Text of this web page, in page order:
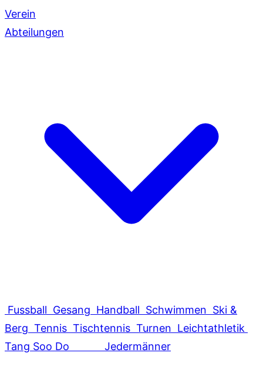
Verein
Abteilungen
Fussball Gesang Handball Schwimmen Ski &
Berg Tennis Tischtennis Turnen Leichtathletik
Tang Soo Do
Jedermänner